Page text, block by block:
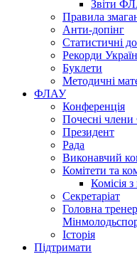
Звіти
Правила
Анти-допінг
Статистичні
Рекорди
Буклети
Методичні
ФЛАУ
Конференція
Почесні
Президент
Рада
Виконавчий
Комітети та
Комісія
Секретаріат
Головна
Історія
Підтримати